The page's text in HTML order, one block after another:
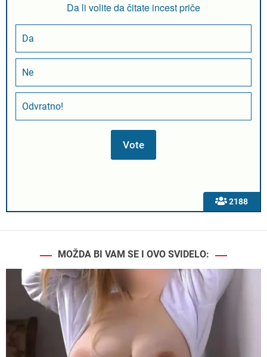
2188
Da li volite da čitate incest priče
Da
Ne
Odvratno!
MOŽDA BI VAM SE I OVO SVIDELO: